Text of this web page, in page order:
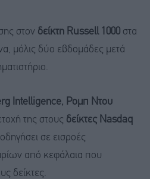
στον δείκτη Russell 1000 στα
μόλις δύο εβδομάδες μετά
Intelligence, Ρομπ Ντου
της στους δείκτες Nasdaq
σε εισροές
από κεφάλαια που
δείκτες.